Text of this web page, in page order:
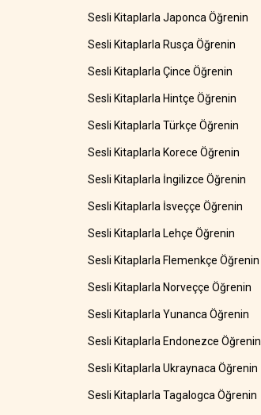
Sesli Kitaplarla Japonca Öğrenin
Sesli Kitaplarla Rusça Öğrenin
Sesli Kitaplarla Çince Öğrenin
Sesli Kitaplarla Hintçe Öğrenin
Sesli Kitaplarla Türkçe Öğrenin
Sesli Kitaplarla Korece Öğrenin
Sesli Kitaplarla İngilizce Öğrenin
Sesli Kitaplarla İsveççe Öğrenin
Sesli Kitaplarla Lehçe Öğrenin
Sesli Kitaplarla Flemenkçe Öğrenin
Sesli Kitaplarla Norveççe Öğrenin
Sesli Kitaplarla Yunanca Öğrenin
Sesli Kitaplarla Endonezce Öğrenin
Sesli Kitaplarla Ukraynaca Öğrenin
Sesli Kitaplarla Tagalogca Öğrenin